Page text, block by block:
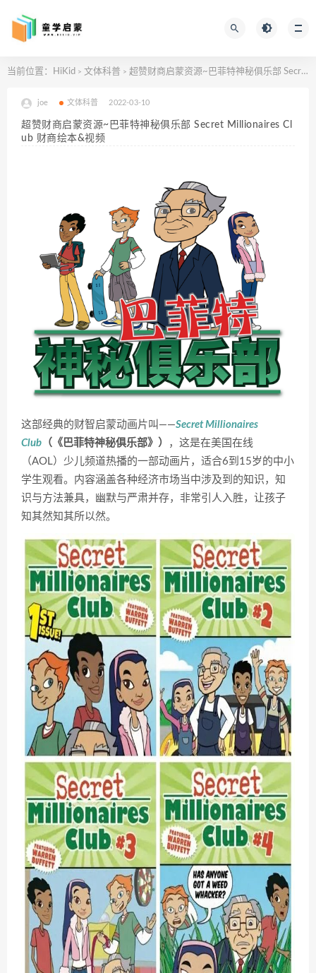
当前位置： HiKid > 文体科普 > 超赞财商启蒙资源~巴菲特神秘俱乐部 Secret Millionaires Club 财商绘本&视频
joe 文体科普 2022-03-10
超赞财商启蒙资源~巴菲特神秘俱乐部 Secret Millionaires Cl
ub 财商绘本&视频
这部经典的财智启蒙动画片叫——Secret Millionaires
Club （《巴菲特神秘俱乐部》）
，这是在美国在线
（AOL）少儿频道热播的一部动画片，适合6到15岁的中小
学生观看。内容涵盖各种经济市场当中涉及到的知识，知
识与方法兼具，幽默与严肃并存，非常引人入胜，让孩子
知其然知其所以然。